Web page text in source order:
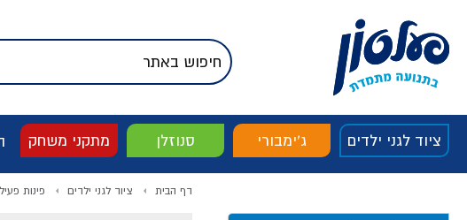
דלג לסרגל הניווט
דלג לתפריט ציוד
אודות החברה
דלג לסוף העמוד
ציוד לגני ילדים ג'ימבורי סנוזלן מתקני משחק
דף הבית ציוד לגני ילדים פינות